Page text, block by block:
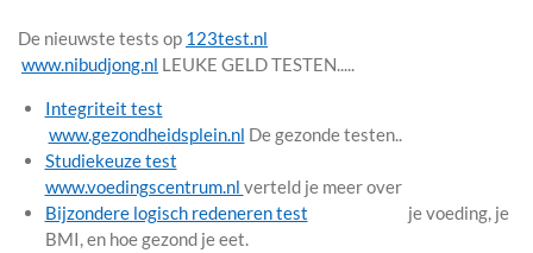
De nieuwste tests op 123test.nl
www.nibudjong.nl LEUKE GELD TESTEN.....
Integriteit test
www.gezondheidsplein.nl De gezonde testen..
Studiekeuze test
www.voedingscentrum.nl verteld je meer over
Bijzondere logisch redeneren test je voeding, je
BMI, en hoe gezond je eet.